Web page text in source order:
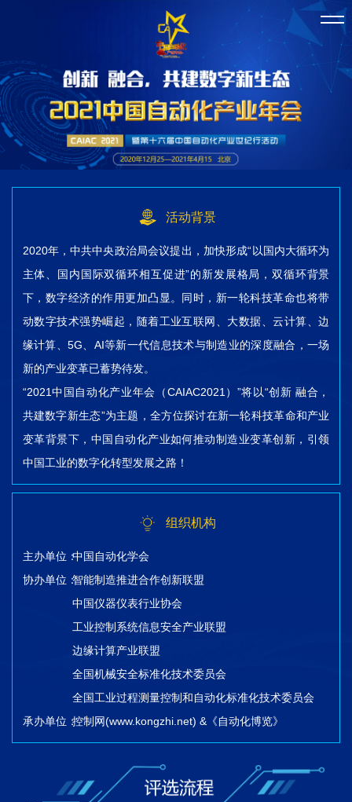
活动背景
2020年，中共中央政治局会议提出，加快形成“以国内大循环为
主体、国内国际双循环相互促进”的新发展格局，双循环背景
下，数字经济的作用更加凸显。同时，新一轮科技革命也将带
动数字技术强势崛起，随着工业互联网、大数据、云计算、边
缘计算、5G、AI等新一代信息技术与制造业的深度融合，一场
新的产业变革已蓄势待发。
“2021中国自动化产业年会（CAIAC2021）”将以“创新 融合，
共建数字新生态”为主题，全方位探讨在新一轮科技革命和产业
变革背景下，中国自动化产业如何推动制造业变革创新，引领
中国工业的数字化转型发展之路！
组织机构
主办单位：中国自动化学会
协办单位：智能制造推进合作创新联盟
中国仪器仪表行业协会
工业控制系统信息安全产业联盟
边缘计算产业联盟
全国机械安全标准化技术委员会
全国工业过程测量控制和自动化标准化技术委员会
承办单位：控制网(www.kongzhi.net) &《自动化博览》